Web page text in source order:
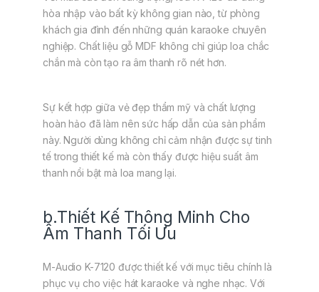
hòa nhập vào bất kỳ không gian nào, từ phòng
khách gia đình đến những quán karaoke chuyên
nghiệp. Chất liệu gỗ MDF không chỉ giúp loa chắc
chắn mà còn tạo ra âm thanh rõ nét hơn.
Sự kết hợp giữa vẻ đẹp thẩm mỹ và chất lượng
hoàn hảo đã làm nên sức hấp dẫn của sản phẩm
này. Người dùng không chỉ cảm nhận được sự tinh
tế trong thiết kế mà còn thấy được hiệu suất âm
thanh nổi bật mà loa mang lại.
b.Thiết Kế Thông Minh Cho
Âm Thanh Tối Ưu
M-Audio K-7120 được thiết kế với mục tiêu chính là
phục vụ cho việc hát karaoke và nghe nhạc. Với